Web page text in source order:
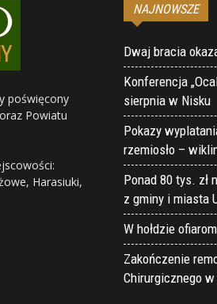
poświęcony
Powiatu
Harasiuki,
NAJNOWSZE
Dwaj bracia
Konferencja
sierpnia w Nisku
Pokazy
rzemiosło –
Ponad 80 tys. zł
z gminy i miasta
W hołdzie
Zakończenie
Chirurgicznego